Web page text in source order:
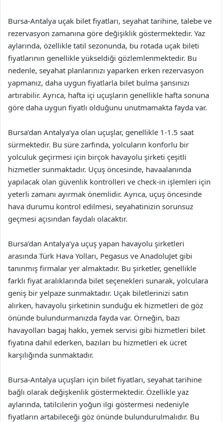
Bursa-Antalya uçak bilet fiyatları, seyahat tarihine, talebe ve
rezervasyon zamanına göre değişiklik göstermektedir. Yaz
aylarında, özellikle tatil sezonunda, bu rotada uçak bileti
fiyatlarının genellikle yükseldiği gözlemlenmektedir. Bu
nedenle, seyahat planlarınızı yaparken erken rezervasyon
yapmanız, daha uygun fiyatlarla bilet bulma şansınızı
artırabilir. Ayrıca, hafta içi uçuşların genellikle hafta sonuna
göre daha uygun fiyatlı olduğunu unutmamakta fayda var.
Bursa’dan Antalya’ya olan uçuşlar, genellikle 1-1.5 saat
sürmektedir. Bu süre zarfında, yolcuların konforlu bir
yolculuk geçirmesi için birçok havayolu şirketi çeşitli
hizmetler sunmaktadır. Uçuş öncesinde, havaalanında
yapılacak olan güvenlik kontrolleri ve check-in işlemleri için
yeterli zamanı ayırmak önemlidir. Ayrıca, uçuş öncesinde
hava durumu kontrol edilmesi, seyahatinizin sorunsuz
geçmesi açısından faydalı olacaktır.
Bursa’dan Antalya’ya uçuş yapan havayolu şirketleri
arasında Türk Hava Yolları, Pegasus ve AnadoluJet gibi
tanınmış firmalar yer almaktadır. Bu şirketler, genellikle
farklı fiyat aralıklarında bilet seçenekleri sunarak, yolculara
geniş bir yelpaze sunmaktadır. Uçak biletlerinizi satın
alırken, havayolu şirketinin sunduğu ek hizmetleri de göz
önünde bulundurmanızda fayda var. Örneğin, bazı
havayolları bagaj hakkı, yemek servisi gibi hizmetleri bilet
fiyatına dahil ederken, bazıları bu hizmetleri ek ücret
karşılığında sunmaktadır.
Bursa-Antalya uçuşları için bilet fiyatları, seyahat tarihine
bağlı olarak değişkenlik göstermektedir. Özellikle yaz
aylarında, tatilcilerin yoğun ilgi göstermesi nedeniyle
fiyatların artabileceği göz önünde bulundurulmalıdır. Bu